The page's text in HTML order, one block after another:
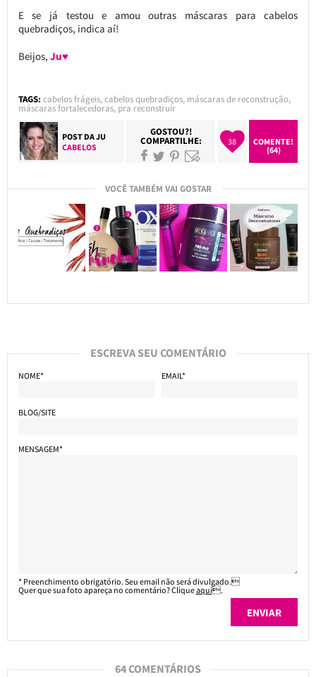
E se já testou e amou outras máscaras para cabelos
quebradiços, indica aí!
Beijos, Ju♥
TAGS: cabelos frágeis,cabelos quebradiços, máscaras de reconstrução,
máscaras fortalecedoras, pra reconstruir
POST DAJU
CABELOS
GOSTOU?!
COMPARTILHE: 38
COMENTE!
(64)
VOCÊ TAMBÉM VAI GOSTAR
ESCREVA SEU COMENTÁRIO
NOME* EMAIL*
BLOG/SITE
MENSAGEM*
* Preenchimento obrigatório. Seu email não será divulgado.
Quer que sua foto apareça no comentário? Cliqueaqui.
64 COMENTÁRIOS